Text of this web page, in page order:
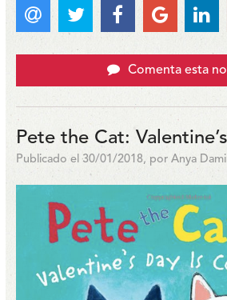
Comenta esta
Pete the Cat:
Publicado el 30/01/2018, por Anya